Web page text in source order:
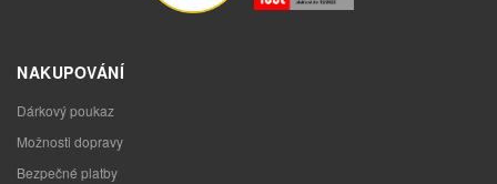
NAKUPOVÁNÍ
Dárkový poukaz
Možnosti dopravy
Bezpečné platby